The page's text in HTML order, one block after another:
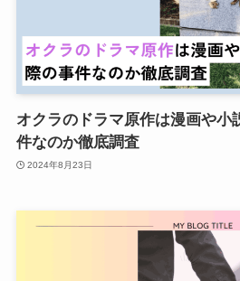
オクラのドラマ原作は漫画や小
件なのか徹底調査
2024年8月23日